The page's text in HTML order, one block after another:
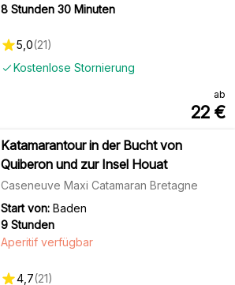
8 Stunden 30 Minuten
Kostenlose Stornierung
5,0(21)
ab
22 €
Katamarantour in der Bucht von
Quiberon und zur Insel Houat
Caseneuve Maxi Catamaran Bretagne
Start von: Baden
9 Stunden
Aperitif verfügbar
4,7(21)